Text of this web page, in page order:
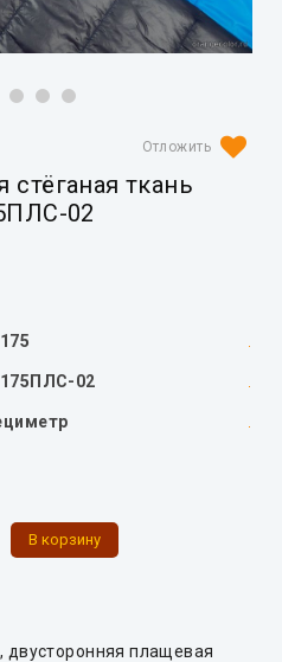
стёганая ткань
02
02
двусторонняя плащевая